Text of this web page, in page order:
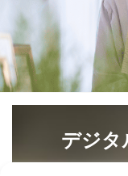
合は、前項の
い。
委任状
ご本人様が
録証明書を
代理人様が
状に代えて
可能です。
代理人本人
デジタ